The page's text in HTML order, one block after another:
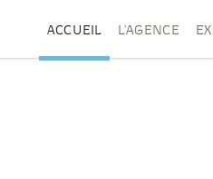
ACCUEIL L’AGENCE